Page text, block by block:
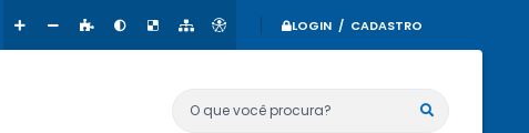
LOGIN / CADASTRO
O que você procura?